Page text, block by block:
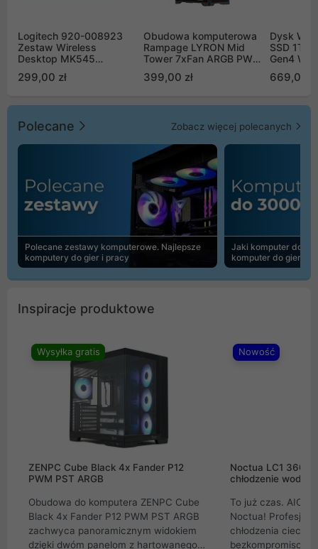
Logitech 920-008923
Zestaw Wireless
Desktop MK545
299,00 zł
Obudowa komputerowa
Rampage LYRON Mid
Tower 7xFan ARGB PWM
399,00 zł
Dysk WD
SSD 1TB
Gen4
669,00
Polecane Zobacz więcej polecanych
Polecane zestawy komputerowe. Najlepsze
komputery do gier i pracy
Jaki komputer do
komputer do gier |
Inspiracje produktowe
Wysyłka gratis
ZENPC Cube Black 4x Fander P12
PWM PST ARGB
Obudowa do komputera ZENPC Cube
Black 4x Fander P12 PWM PST ARGB
zachwyca panoramicznym widokiem
dzięki dwóm panelom z hartowanego
Nowość
Noctua LC1
chłodzenie wodne
To już czas. AIO
Noctua!
chłodzenia cieczą